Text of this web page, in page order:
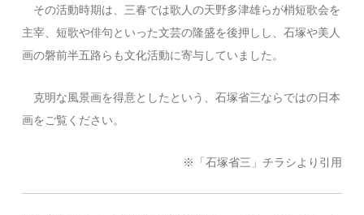
その活動時期は、三春では歌人の天野多津雄らが梢短歌会を
主宰、短歌や俳句といった文芸の隆盛を後押しし、石塚や美人
画の磐前半五路らも文化活動に寄与していました。
克明な風景画を得意としたという、石塚省三ならではの日本
画をご覧ください。
※「石塚省三」チラシより引用